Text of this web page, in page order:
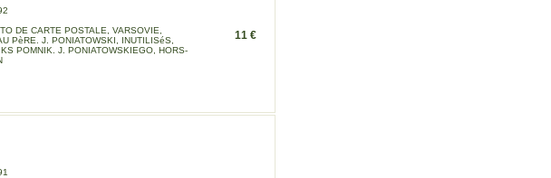
DE CARTE POSTALE, VARSOVIE,
PèRE. J. PONIATOWSKI, INUTILISéS,
POMNIK. J. PONIATOWSKIEGO, HORS-
11 €